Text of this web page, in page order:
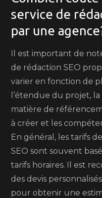
service de
par une
Il est important de
de rédaction SEO
varier en fonction de
l’étendue du projet,
matière de
à créer et les
En général, les tarifs
SEO sont souvent
tarifs horaires. Il est
des devis
pour obtenir une